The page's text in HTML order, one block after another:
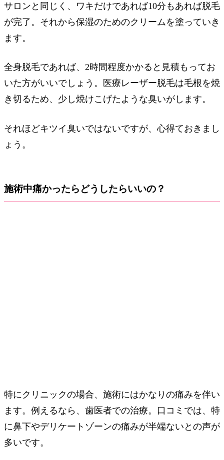
サロンと同じく、ワキだけであれば10分もあれば脱毛
が完了。それから保湿のためのクリームを塗っていき
ます。
全身脱毛であれば、2時間程度かかると見積もってお
いた方がいいでしょう。医療レーザー脱毛は毛根を焼
き切るため、少し焼けこげたような臭いがします。
それほどキツイ臭いではないですが、心得ておきまし
ょう。
施術中痛かったらどうしたらいいの？
特にクリニックの場合、施術にはかなりの痛みを伴い
ます。例えるなら、歯医者での治療。口コミでは、特
に鼻下やデリケートゾーンの痛みが半端ないとの声が
多いです。